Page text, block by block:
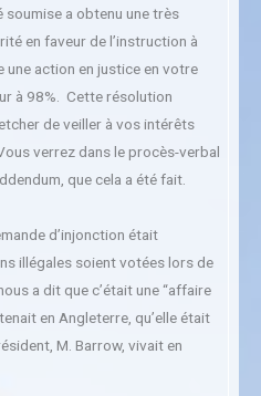
a obtenu une très
en faveur de l’instruction à
une action en justice en votre
à 98%. Cette résolution
de veiller à vos intérêts
verrez dans le procès-verbal
que cela a été fait.
d’injonction était
illégales soient votées lors de
a dit que c’était une “affaire
en Angleterre, qu’elle était
M. Barrow, vivait en